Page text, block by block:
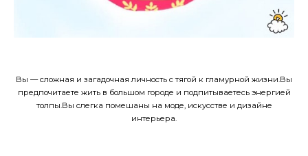
Вы — сложная и загадочная личность с тягой к гламурной жизни.Вы
предпочитаете жить в большом городе и подпитываетесь энергией
толпы.Вы слегка помешаны на моде, искусстве и дизайне
интерьера.